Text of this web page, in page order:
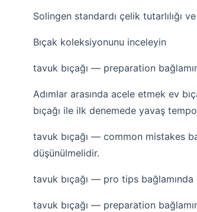
Solingen standardı çelik tutarlılığı
Bıçak koleksiyonunu inceleyin
tavuk bıçağı — preparation
Adımlar arasında acele etmek ev
bıçağı ile ilk denemede yavaş
tavuk bıçağı — common mistakes
düşünülmelidir.
tavuk bıçağı — pro tips
tavuk bıçağı — preparation